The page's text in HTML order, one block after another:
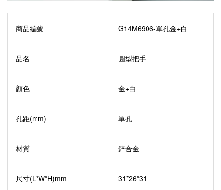
商品編號 G14M6906-單孔金+白
品名 圓型把手
顏色 金+白
孔距(mm) 單孔
材質 鋅合金
尺寸(L*W*H)mm 31*26*31